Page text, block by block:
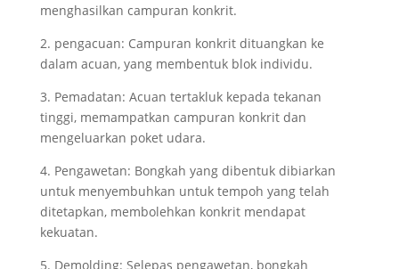
menghasilkan campuran konkrit.
2. pengacuan: Campuran konkrit dituangkan ke
dalam acuan, yang membentuk blok individu.
3. Pemadatan: Acuan tertakluk kepada tekanan
tinggi, memampatkan campuran konkrit dan
mengeluarkan poket udara.
4. Pengawetan: Bongkah yang dibentuk dibiarkan
untuk menyembuhkan untuk tempoh yang telah
ditetapkan, membolehkan konkrit mendapat
kekuatan.
5. Demolding: Selepas pengawetan, bongkah